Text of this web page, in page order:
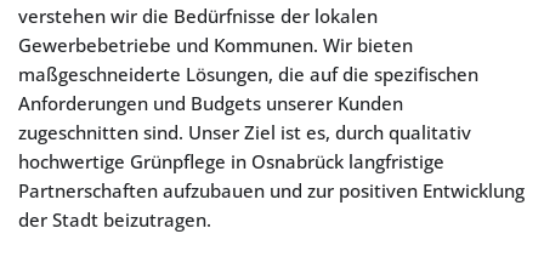
verstehen wir die Bedürfnisse der lokalen
Gewerbebetriebe und Kommunen. Wir bieten
maßgeschneiderte Lösungen, die auf die spezifischen
Anforderungen und Budgets unserer Kunden
zugeschnitten sind. Unser Ziel ist es, durch qualitativ
hochwertige Grünpflege in Osnabrück langfristige
Partnerschaften aufzubauen und zur positiven Entwicklung
der Stadt beizutragen.